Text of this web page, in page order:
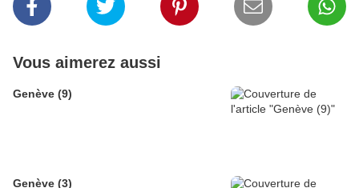
Vous aimerez aussi
Genève (9)
Genève (3)